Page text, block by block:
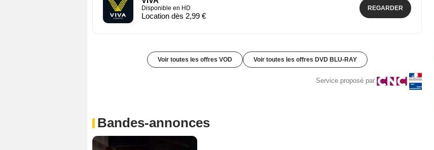
Disponible en HD
Location dès 2,99 €
REGARDER
Voir toutes les offres VOD Voir toutes les offres DVD BLU-RAY
Service proposé par
Bandes-annonces